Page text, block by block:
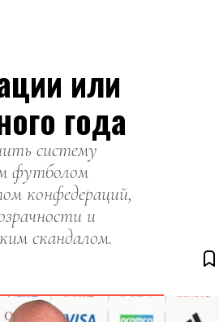
или
года
систему
футболом
конфедераций,
и
скандалом.